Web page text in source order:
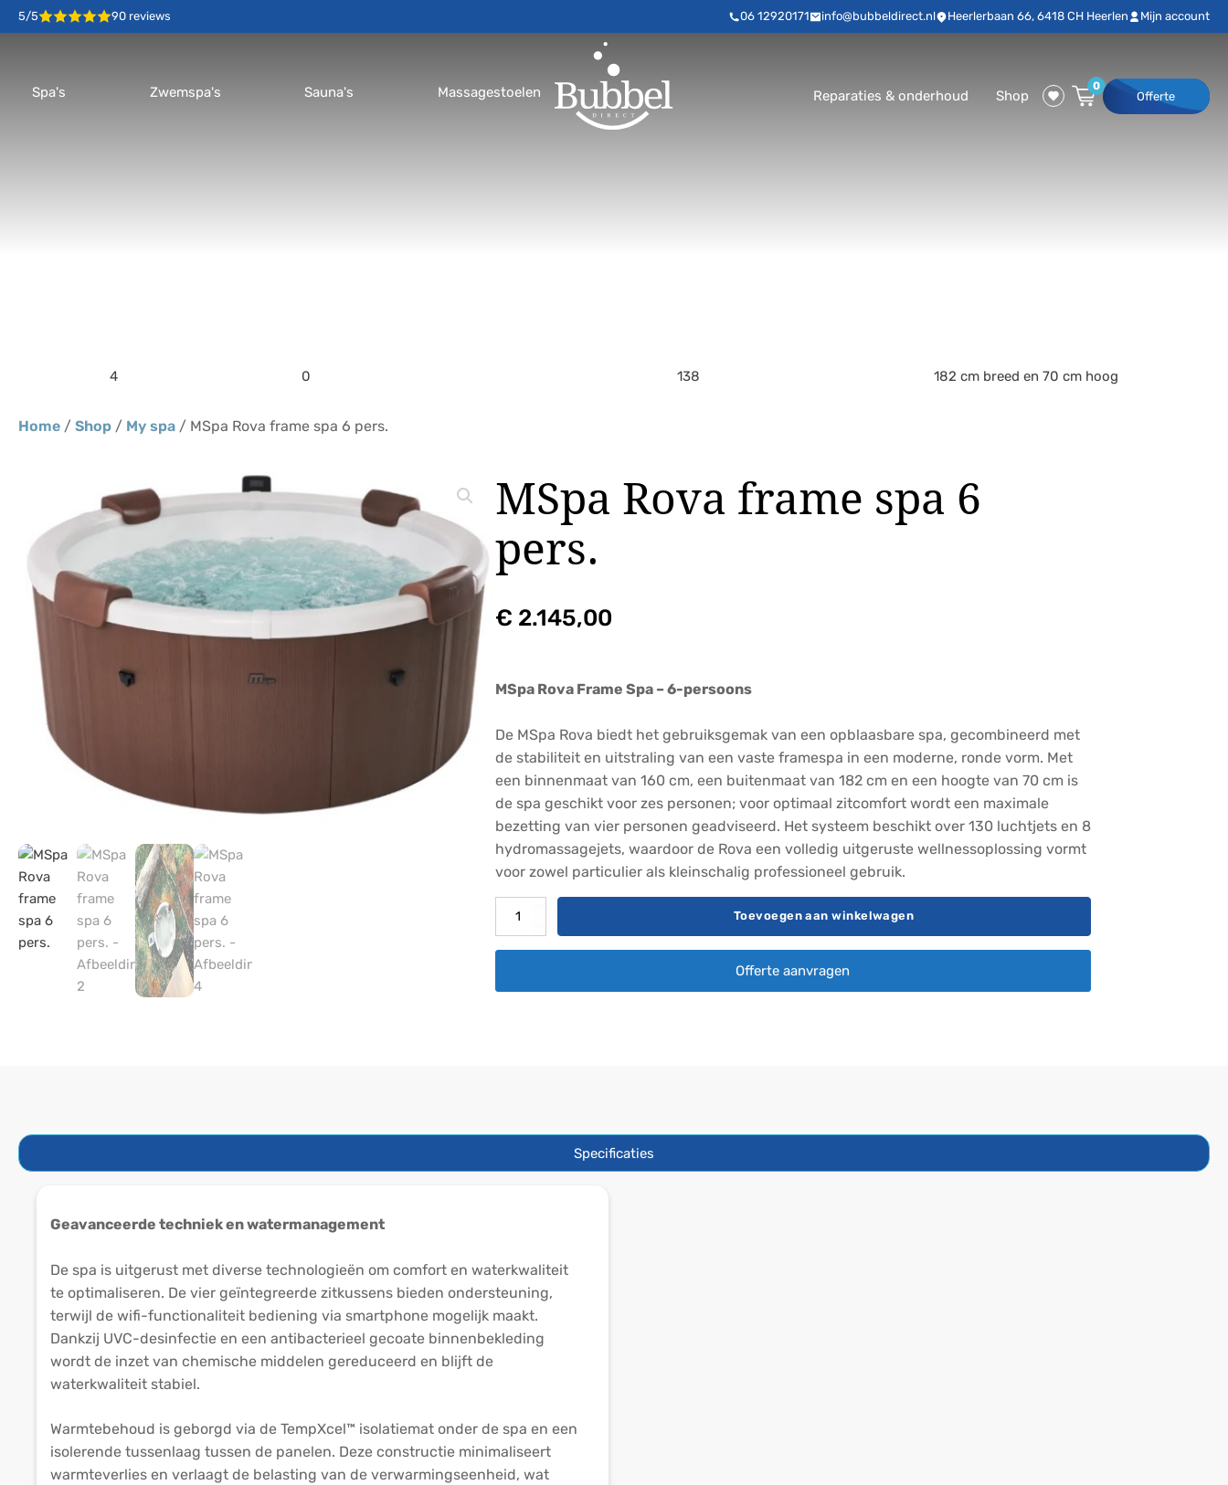
5/5 90 reviews 06 12920171 info@bubbeldirect.nl Heerlerbaan 66, 6418 CH Heerlen Mijn account
Spa's Zwemspa's Sauna's Massagestoelen Reparaties & onderhoud Shop
0
Offerte
4 0 138 182 cm breed en 70 cm hoog
Home / Shop / My spa / MSpa Rova frame spa 6 pers.
MSpa Rova frame spa 6
pers.
€ 2.145,00
MSpa Rova Frame Spa – 6-persoons
De MSpa Rova biedt het gebruiksgemak van een opblaasbare spa, gecombineerd met
de stabiliteit en uitstraling van een vaste framespa in een moderne, ronde vorm. Met
een binnenmaat van 160 cm, een buitenmaat van 182 cm en een hoogte van 70 cm is
de spa geschikt voor zes personen; voor optimaal zitcomfort wordt een maximale
bezetting van vier personen geadviseerd. Het systeem beschikt over 130 luchtjets en 8
hydromassagejets, waardoor de Rova een volledig uitgeruste wellnessoplossing vormt
voor zowel particulier als kleinschalig professioneel gebruik.
MSpa
Rova
Toevoegen aan winkelwagen
Offerte aanvragen
Specificaties
Geavanceerde techniek en watermanagement
De spa is uitgerust met diverse technologieën om comfort en waterkwaliteit
te optimaliseren. De vier geïntegreerde zitkussens bieden ondersteuning,
terwijl de wifi-functionaliteit bediening via smartphone mogelijk maakt.
Dankzij UVC-desinfectie en een antibacterieel gecoate binnenbekleding
wordt de inzet van chemische middelen gereduceerd en blijft de
waterkwaliteit stabiel.
Warmtebehoud is geborgd via de TempXcel™ isolatiemat onder de spa en een
isolerende tussenlaag tussen de panelen. Deze constructie minimaliseert
warmteverlies en verlaagt de belasting van de verwarmingseenheid, wat